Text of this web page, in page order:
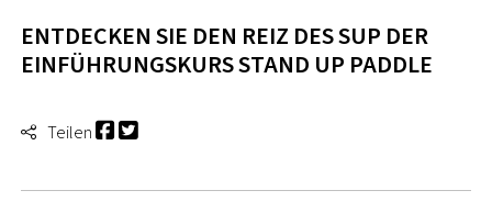
ENTDECKEN SIE DEN REIZ DES SUP DER
EINFÜHRUNGSKURS STAND UP PADDLE
Teilen